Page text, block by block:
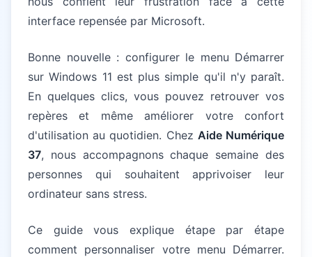
interface repensée par Microsoft.
Bonne nouvelle : configurer le menu Démarrer
sur Windows 11 est plus simple qu'il n'y paraît.
En quelques clics, vous pouvez retrouver vos
repères et même améliorer votre confort
d'utilisation au quotidien. Chez Aide Numérique
37, nous accompagnons chaque semaine des
personnes qui souhaitent apprivoiser leur
ordinateur sans stress.
Ce guide vous explique étape par étape
comment personnaliser votre menu Démarrer.